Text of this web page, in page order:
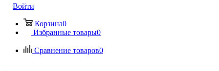
Войти
Корзина0
Избранные товары0
Сравнение товаров0